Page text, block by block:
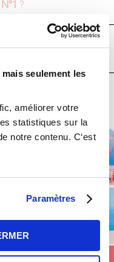
seulement les
améliorer votre
statistiques sur la
notre contenu. C‘est
Paramètres
?
BEAUTÉ BIO
9,90€ seulement !